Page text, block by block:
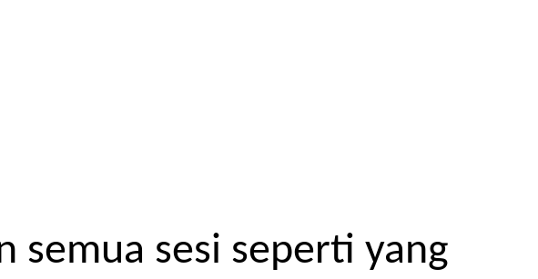
semua sesi seperti yang